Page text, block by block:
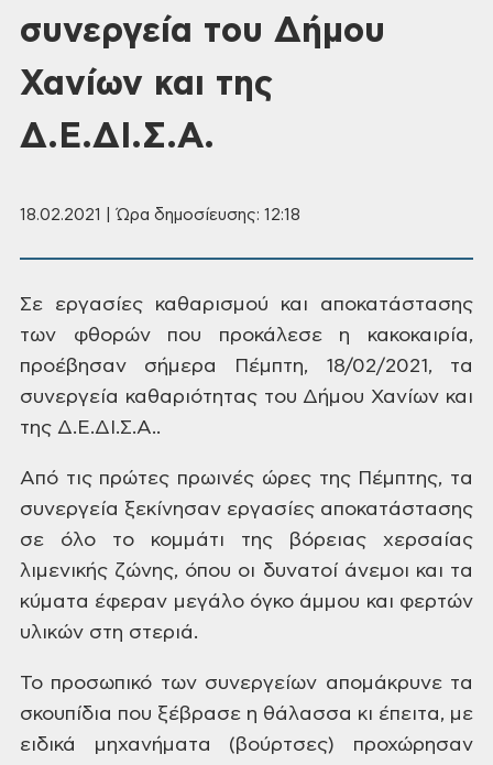
συνεργεία του Δήμου
Χανίων και της
Δ.Ε.ΔΙ.Σ.Α.
18.02.2021 | Ώρα δημοσίευσης: 12:18
Σε εργασίες καθαρισμού και αποκατάστασης
των φθορώνπου προκάλεσε η κακοκαιρία,
προέβησαν σήμερα Πέμπτη, 18/02/2021, τα
συνεργεία καθαριότητας του Δήμου Χανίων και
της Δ.Ε.ΔΙ.Σ.Α..
Από τις πρώτες πρωινές ώρες της Πέμπτης, τα
συνεργεία ξεκίνησαν εργασίες αποκατάστασης
σε όλο το κομμάτι της βόρειας χερσαίας
λιμενικής ζώνης, όπου οι δυνατοί άνεμοι και τα
κύματα έφεραν μεγάλο όγκο άμμου και φερτών
υλικών στη στεριά.
Το προσωπικό τωνσυνεργείων απομάκρυνε τα
σκουπίδια που ξέβρασε η θάλασσα κι έπειτα, με
ειδικά
μηχανήματα (βούρτσες) προχώρησαν